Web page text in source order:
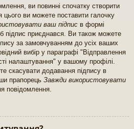
ви повинні спочатку створити
цього ви можете поставити галочку
ваш підпис в формі
підпис приєднався. Ви також можете
за замовчуванням до усіх ваших
вибір у параграфі "Відправлення
налаштування" у вашому профілі.
скасувати додавання підпису в
прапорець Завжди використовувати
повідомлення.